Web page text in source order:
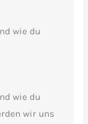
wie du
wie du
wir uns